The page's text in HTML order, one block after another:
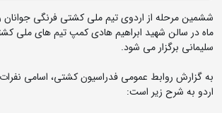
ماه در سالن شهید ابراهیم هادی کمپ تیم های ملی
سلیمانی برگزار می شود.
به گزارش روابط عمومی فدراسیون کشتی، اسامی
اردو به شرح زیر است: